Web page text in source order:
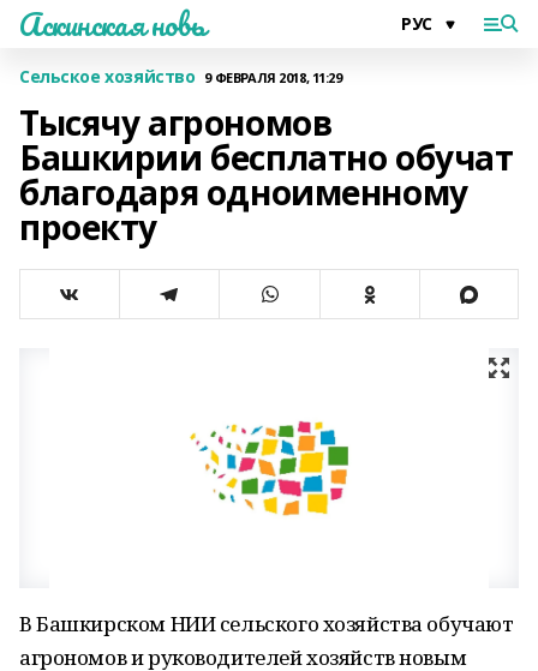
Аскинская новь
Сельское хозяйство 9 ФЕВРАЛЯ 2018, 11:29
Тысячу агрономов
Башкирии бесплатно обучат
благодаря одноименному
проекту
В Башкирском НИИ сельского хозяйства обучают
агрономов и руководителей хозяйств новым